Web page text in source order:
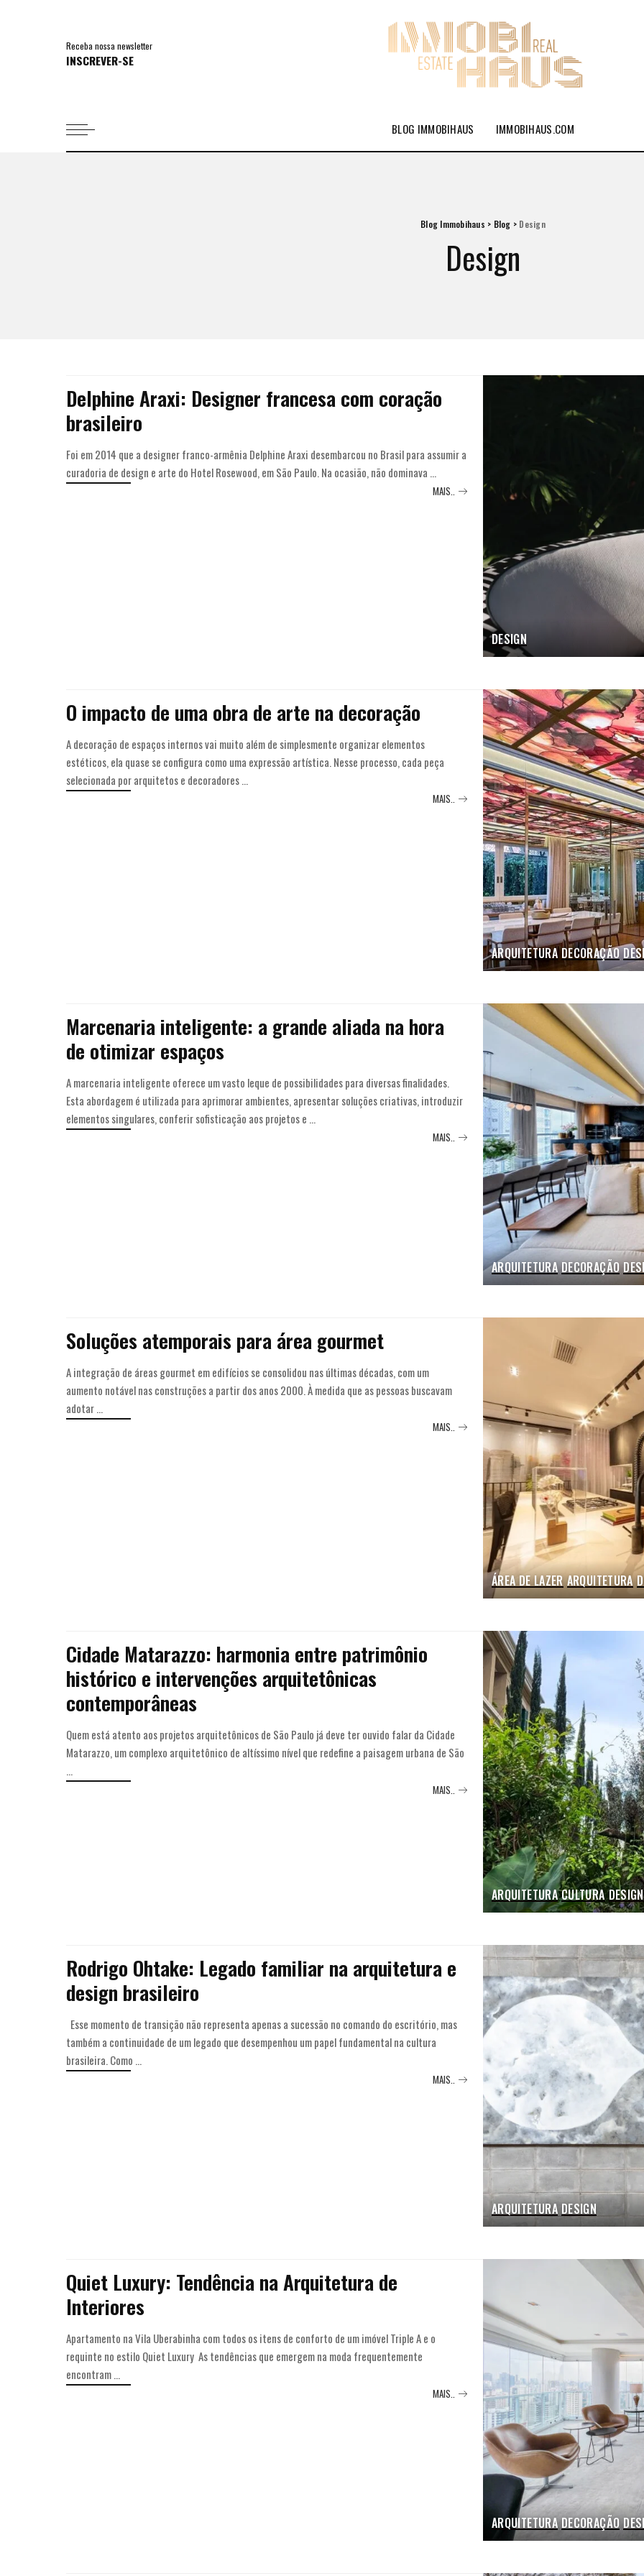
Receba nossa newsletter
INSCREVER-SE
BLOG IMMOBIHAUS IMMOBIHAUS.COM
Blog Immobihaus > Blog > Design
Design
DESIGN
Delphine Araxi: Designer francesa com coração
brasileiro
Foi em 2014 que a designer franco-armênia Delphine Araxi desembarcou no Brasil para assumir a
curadoria de design e arte do Hotel Rosewood, em São Paulo. Na ocasião, não dominava ...
MAIS..
ARQUITETURA DECORAÇÃO
O impacto de uma obra de arte na decoração
A decoração de espaços internos vai muito além de simplesmente organizar elementos
estéticos, ela quase se configura como uma expressão artística. Nesse processo, cada peça
selecionada por arquitetos e decoradores...
MAIS..
ARQUITETURA DECORAÇÃO
Marcenaria inteligente: a grande aliada na hora
de otimizar espaços
A marcenaria inteligente oferece um vasto leque de possibilidades para diversas finalidades.
Esta abordagem é utilizada para aprimorar ambientes, apresentar soluções criativas, introduzir
elementos singulares, conferir sofisticação aos projetos e ...
MAIS..
ÁREA DE LAZER ARQUITETURA
Soluções atemporais para área gourmet
A integração de áreas gourmet em edifícios se consolidou nas últimas décadas, com um
aumento notável nas construções a partir dos anos 2000. À medida que as pessoas buscavam
adotar...
MAIS..
ARQUITETURA CULTURA DESIGN
Cidade Matarazzo: harmonia entre patrimônio
histórico e intervenções arquitetônicas
contemporâneas
Quem está atento aos projetos arquitetônicos de São Paulo já deve ter ouvido falar da Cidade
Matarazzo, um complexo arquitetônico de altíssimo nível que redefine a paisagem urbana de São
...
MAIS..
ARQUITETURA DESIGN
Rodrigo Ohtake: Legado familiar na arquitetura e
design brasileiro
Esse momento de transição não representa apenas a sucessão no comando do escritório, mas
também a continuidade de um legado que desempenhou um papel fundamental na cultura
brasileira. Como ...
MAIS..
ARQUITETURA DECORAÇÃO
Quiet Luxury: Tendência na Arquitetura de
Interiores
Apartamento na Vila Uberabinha com todos os itens de conforto de um imóvel Triple A e o
requinte no estilo Quiet Luxury As tendências que emergem na moda frequentemente
encontram...
MAIS..